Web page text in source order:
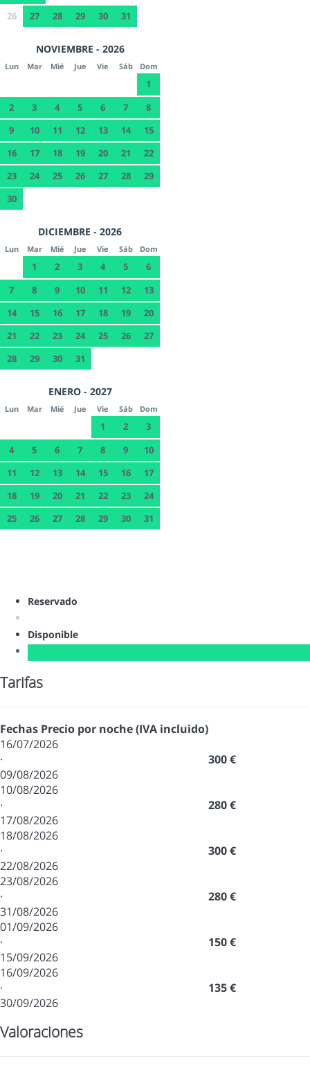
26 27 28 29 30 31
NOVIEMBRE - 2026
Lun Mar Mié Jue Vie Sáb Dom
1
2
3 4 5 6 7
8
9
10 11 12 13 14
15
16
17 18 19 20 21
22
23
24 25 26 27 28
29
30
DICIEMBRE - 2026
Lun Mar Mié Jue Vie Sáb Dom
1 2 3 4 5
6
7
8 9 10 11 12
13
14
15 16 17 18 19
20
21
22 23 24 25 26
27
28
29 30 31
ENERO - 2027
Lun Mar Mié Jue Vie Sáb Dom
1 2
3
4
5 6 7 8 9
10
11
12 13 14 15 16
17
18
19 20 21 22 23
24
25
26 27 28 29 30 31
Reservado
Disponible
Tarifas
Fechas Precio por noche (IVA incluido)
16/07/2026
·
09/08/2026
300 €
10/08/2026
·
17/08/2026
280 €
18/08/2026
·
22/08/2026
300 €
23/08/2026
·
31/08/2026
280 €
01/09/2026
·
15/09/2026
150 €
16/09/2026
·
30/09/2026
135 €
Valoraciones